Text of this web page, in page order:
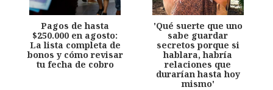
Pagos de hasta
$250.000 en agosto:
La lista completa de
bonos y cómo revisar
tu fecha de cobro
'Qué suerte que uno
sabe guardar
secretos porque si
hablara, habría
relaciones que
durarían hasta hoy
mismo'